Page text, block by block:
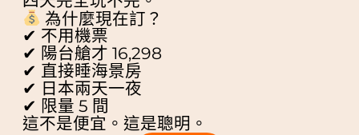
為什麼現在訂？
✔ 不用機票
✔ 陽台艙才 16,298
✔ 直接睡海景房
✔ 日本兩天一夜
✔ 限量 5 間
這不是便宜。這是聰明。